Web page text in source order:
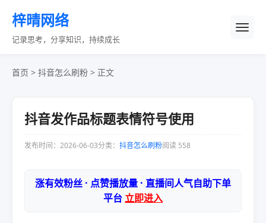
梓晴网络
记录思考，分享知识，持续成长
首页 > 抖音怎么刷粉 > 正文
抖音发作品标题表情符号使用
发布时间：2026-06-03分类： 抖音怎么刷粉阅读 558
涨有效粉丝 · 点赞播放量 · 直播间人气自助下单
平台立即进入